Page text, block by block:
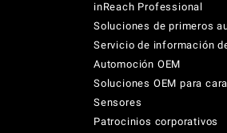
inReach Professional
Soluciones de primeros
Servicio de información
Automoción OEM
Soluciones OEM para
Sensores
Patrocinios corporativos